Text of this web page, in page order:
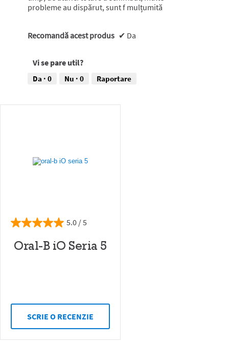
probleme au dispărut, sunt f mulțumită
Recomandă acest produs ✔ Da
Vi se pare util?
Da · 0 Nu · 0 Raportare
5.0
Oral-B iO Seria 5
SCRIE O RECENZIE